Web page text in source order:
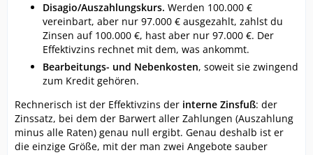
Disagio/Auszahlungskurs. Werden 100.000 €
vereinbart, aber nur 97.000 € ausgezahlt, zahlst du
Zinsen auf 100.000 €, hast aber nur 97.000 €. Der
Effektivzins rechnet mit dem, was ankommt.
Bearbeitungs- und Nebenkosten, soweit sie zwingend
zum Kredit gehören.
Rechnerisch ist der Effektivzins der interne Zinsfuß: der
Zinssatz, bei dem der Barwert aller Zahlungen (Auszahlung
minus alle Raten) genau null ergibt. Genau deshalb ist er
die einzige Größe, mit der man zwei Angebote sauber